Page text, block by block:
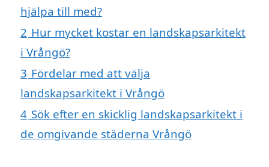
hjälpa till med?
2 Hur mycket kostar en landskapsarkitekt
i Vrångö?
3 Fördelar med att välja
landskapsarkitekt i Vrångö
4 Sök efter en skicklig landskapsarkitekt i
de omgivande städerna Vrångö